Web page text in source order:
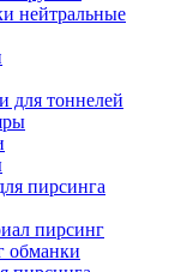
нейтральные
для тоннелей
пирсинга
пирсинг
обманки